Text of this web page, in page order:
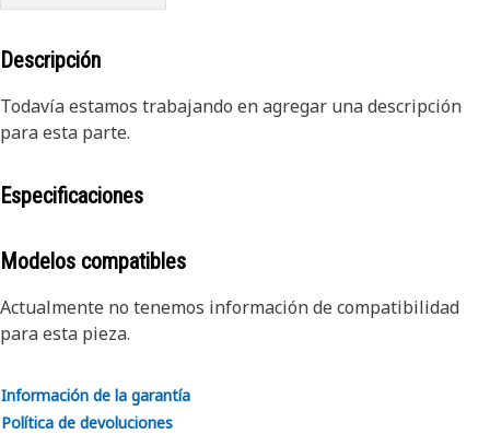
Descripción
Todavía estamos trabajando en agregar una descripción
para esta parte.
Especificaciones
Modelos compatibles
Actualmente no tenemos información de compatibilidad
para esta pieza.
Información de la garantía
Política de devoluciones